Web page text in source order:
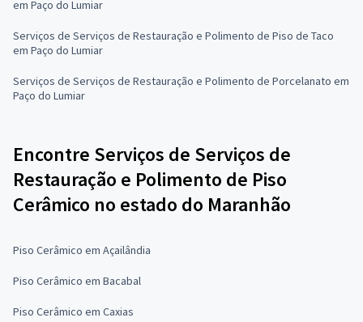
em Paço do Lumiar
Serviços de Serviços de Restauração e Polimento de Piso de Taco
em Paço do Lumiar
Serviços de Serviços de Restauração e Polimento de Porcelanato em
Paço do Lumiar
Encontre Serviços de Serviços de
Restauração e Polimento de Piso
Cerâmico no estado do Maranhão
Piso Cerâmico em Açailândia
Piso Cerâmico em Bacabal
Piso Cerâmico em Caxias